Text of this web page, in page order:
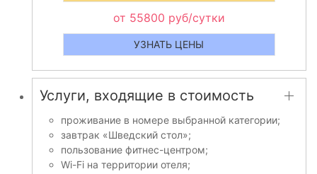
от 55800 руб/сутки
УЗНАТЬ ЦЕНЫ
Услуги, входящие в стоимость
проживание в номере выбранной категории;
завтрак «Шведский стол»;
пользование фитнес-центром;
Wi-Fi на территории отеля;